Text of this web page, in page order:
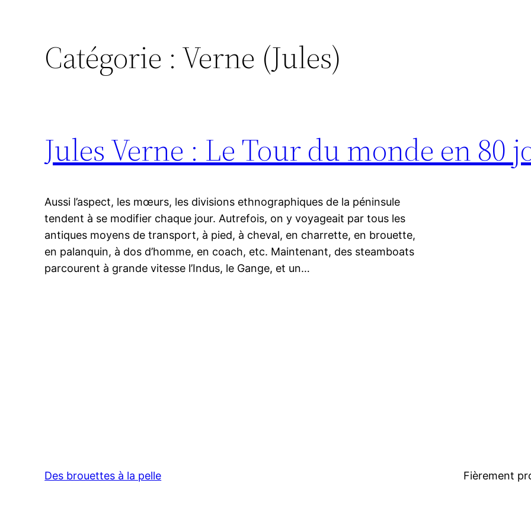
Catégorie : Verne (Jules)
Jules Verne : Le Tour du monde en 80
Aussi l’aspect, les mœurs, les divisions ethnographiques de la péninsule
tendent à se modifier chaque jour. Autrefois, on y voyageait par tous les
antiques moyens de transport, à pied, à cheval, en charrette, en brouette,
en palanquin, à dos d’homme, en coach, etc. Maintenant, des steamboats
parcourent à grande vitesse l’Indus, le Gange, et un…
Des brouettes à la pelle Fièrement